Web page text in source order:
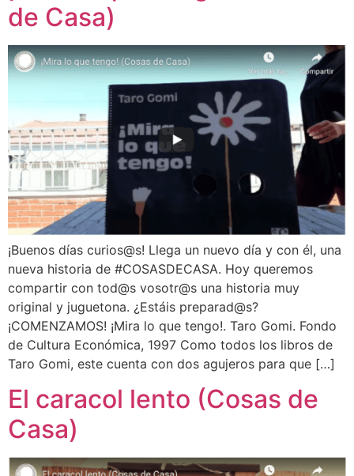
de Casa)
¡Buenos días curios@s! Llega un nuevo día y con él, una
nueva historia de #COSASDECASA. Hoy queremos
compartir con tod@s vosotr@s una historia muy
original y juguetona. ¿Estáis preparad@s?
¡COMENZAMOS! ¡Mira lo que tengo!. Taro Gomi. Fondo
de Cultura Económica, 1997 Como todos los libros de
Taro Gomi, este cuenta con dos agujeros para que […]
El caracol lento (Cosas de
Casa)